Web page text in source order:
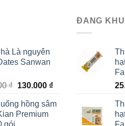
Là nguyên
Sanwan
₫ Giá
là:
150.000 ₫.
130.000 ₫Giá
tại
hồng sâm
Premium
ĐANG